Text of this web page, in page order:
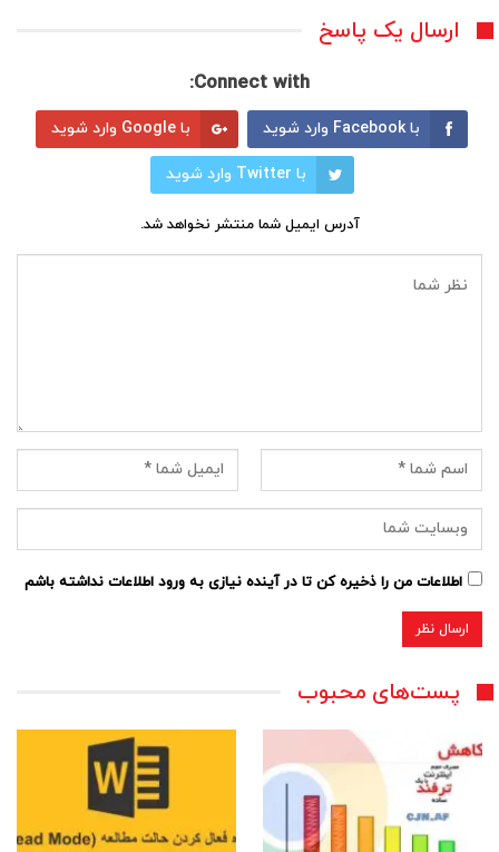
ارسال یک پاسخ
Connect with:
با Facebook وارد شوید با Google وارد شوید
با Twitter وارد شوید
آدرس ایمیل شما منتشر نخواهد شد.
اطلاعات من را ذخیره کن تا در آینده نیازی به ورود اطلاعات نداشته باشم
پست‌های محبوب